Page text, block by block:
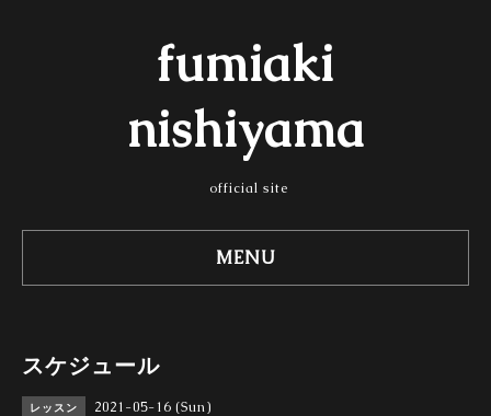
fumiaki
nishiyama
official site
MENU
スケジュール
レッスン 2021-05-16 (Sun)